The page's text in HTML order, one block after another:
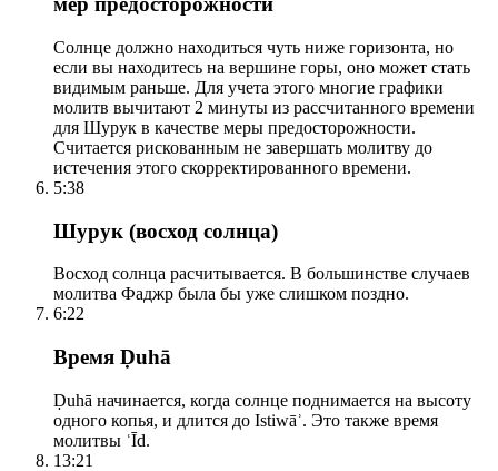
Солнце должно находиться чуть ниже горизонта, но
если вы находитесь на вершине горы, оно может стать
видимым раньше. Для учета этого многие графики
молитв вычитают 2 минуты из рассчитанного времени
для Шурук в качестве меры предосторожности.
Считается рискованным не завершать молитву до
истечения этого скорректированного времени.
5:38
Шурук (восход солнца)
Восход солнца расчитывается. В большинстве случаев
молитва Фаджр была бы уже слишком поздно.
6:22
Время Ḍuhā
Ḍuhā начинается, когда солнце поднимается на высоту
одного копья, и длится до Istiwāʾ. Это также время
молитвы ʿĪd.
13:21